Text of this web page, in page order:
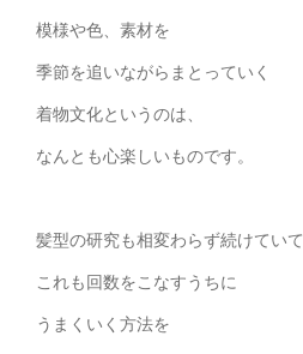
模様や色、素材を
季節を追いながらまとっていく
着物文化というのは、
なんとも心楽しいものです。
髪型の研究も相変わらず続けていて
これも回数をこなすうちに
うまくいく方法を